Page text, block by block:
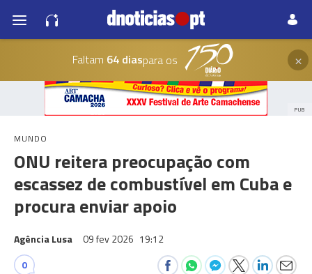
Faltam 64 diaspara os ×
PUB
MUNDO
ONU reitera preocupação com
escassez de combustível em Cuba e
procura enviar apoio
Agência Lusa 09 fev 2026 19:12
0